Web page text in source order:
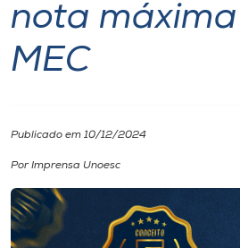
Unoesc
I.nova
Diplomados
nota
MEC
Publicado em 10/12/2024
Por Imprensa Unoesc